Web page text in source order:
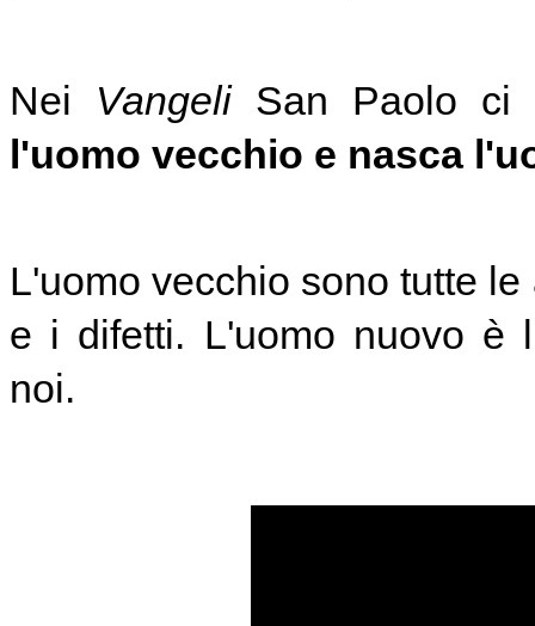
Nei VangeliSan Paolo ci
l'uomo vecchio e nasca
L'uomo vecchio sono tutte
e i difetti. L'uomo nuovo è
noi.